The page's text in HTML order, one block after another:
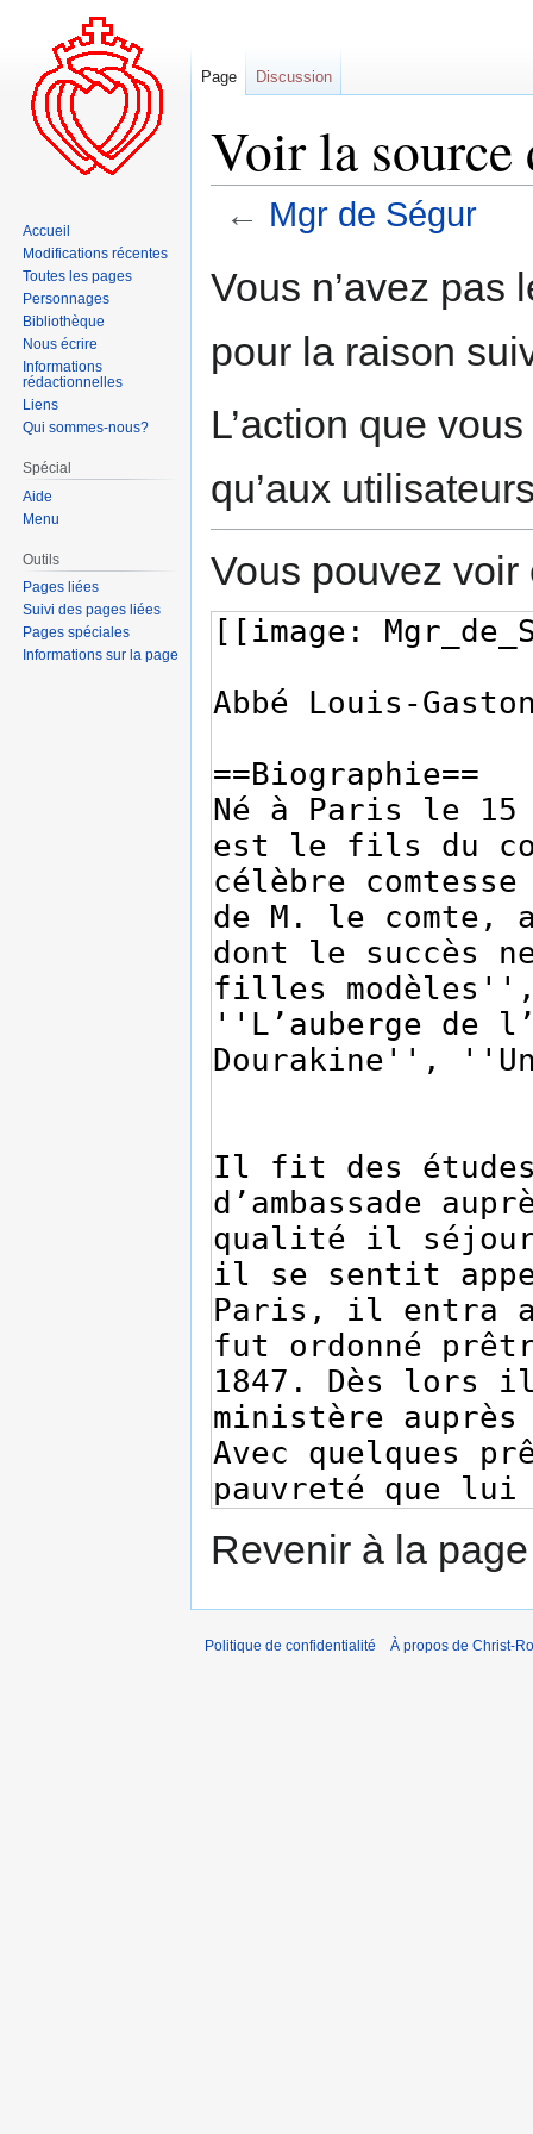
Voir la source
← Mgr de Ségur
à
navigation
à
recherche
Vous n’avez pas
pour la raison
L’action que
qu’aux
Vous pouvez
Revenir à la
Page Discussion
Accueil
Modifications récentes
Toutes les pages
Personnages
Bibliothèque
Nous écrire
Informations
rédactionnelles
Liens
Qui sommes-nous?
Spécial
Aide
Menu
Outils
Pages liées
Suivi des pages liées
Pages spéciales
Informations sur la page
Politique de confidentialité À propos de Christ-